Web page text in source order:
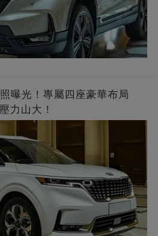
曝光！專屬四座豪華布局
力山大！